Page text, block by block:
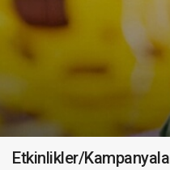
Etkinlikler/